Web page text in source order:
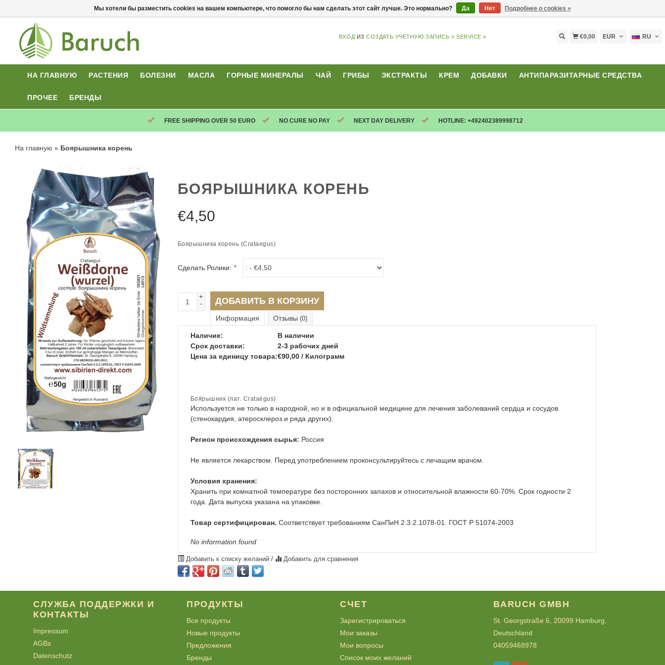
ВХОД ИЗСОЗДАТЬ УЧЕТНУЮ ЗАПИСЬ » SERVICE » €0,00 EUR RU
НА ГЛАВНУЮ РАСТЕНИЯ БОЛЕЗНИ МАСЛА ГОРНЫЕ МИНЕРАЛЫ ЧАЙ ГРИБЫ ЭКСТРАКТЫ КРЕМ ДОБАВКИ АНТИПАРАЗИТАРНЫЕ СРЕДСТВА
ПРОЧЕЕ БРЕНДЫ
FREE SHIPPING OVER 50 EURO NO CURE NO PAY NEXT DAY DELIVERY HOTLINE: +492402389998712
На главную » Боярышника корень
БОЯРЫШНИКА КОРЕНЬ
€4,50
Боярышника корень (Crataegus)
Сделать Ролики: *
+
-
ДОБАВИТЬ В КОРЗИНУ
Информация Отзывы (0)
Наличие:
В наличии
Срок доставки:
2-3 рабочих дней
Цена за единицу товара:€90,00 / Килограмм
Боя́рышник (лат. Crataégus)
Используется не только в народной, но и в официальной медицине для лечения заболеваний сердца и сосудов
(стенокардия, атеросклероз и ряда других).
Регион происхождения сырья: Россия
Не является лекарством. Перед употреблением проконсультируйтесь с лечащим врачом.
Условия хранения:
Хранить при комнатной температуре без посторонних запахов и относительной влажности 60-70%. Срок годности 2
года. Дата выпуска указана на упаковке.
Товар сертифицирован. Соответствует требованиям СанПиН 2.3.2.1078-01. ГОСТ Р 51074-2003
No information found
Добавить к списку желаний / Добавить для сравнения
СЛУЖБА ПОДДЕРЖКИ И
КОНТАКТЫ
Impressum
AGBs
Datenschutz
ПРОДУКТЫ
Все продукты
Новые продукты
Предложения
Бренды
СЧЕТ
Зарегистрироваться
Мои заказы
Мои вопросы
Список моих желаний
BARUCH GMBH
St. Georgstraße 6, 20099 Hamburg,
Deutschland
04059468978
Мы хотели бы разместить cookies на вашем компьютере, что помогло бы нам сделать этот сайт лучше. Это нормально? Да Нет Подробнее о cookies »